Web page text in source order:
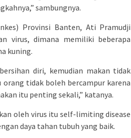
sambungnya.
Provinsi Banten, Ati Pramudji
virus, dimana memiliki beberapa
kuning.
diri, kemudian makan tidak
tidak boleh bercampur karena
itu penting sekali,” katanya.
oleh virus itu self-limiting disease
daya tahan tubuh yang baik.